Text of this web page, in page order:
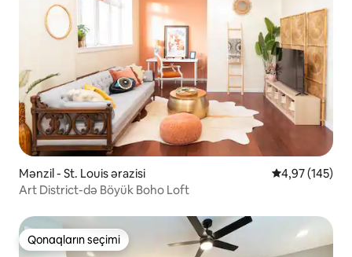
Mənzil - St. Louis ərazisi Ortalama
4,97 (145)
Art District-də Böyük Boho Loft
Qonaqların seçimi
Qonaqların seçimi